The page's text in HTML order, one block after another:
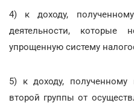
4) к доходу,
деятельности, которые
упрощенную систему
5) к доходу,
второй группы от